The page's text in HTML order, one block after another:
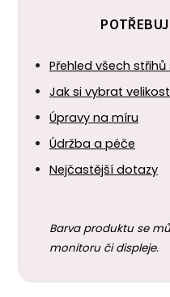
Přehled všech střihů
Jak si vybrat
Úpravy na míru
Údržba a péče
Nejčastější dotazy
Barva produktu se
monitoru či displeje.